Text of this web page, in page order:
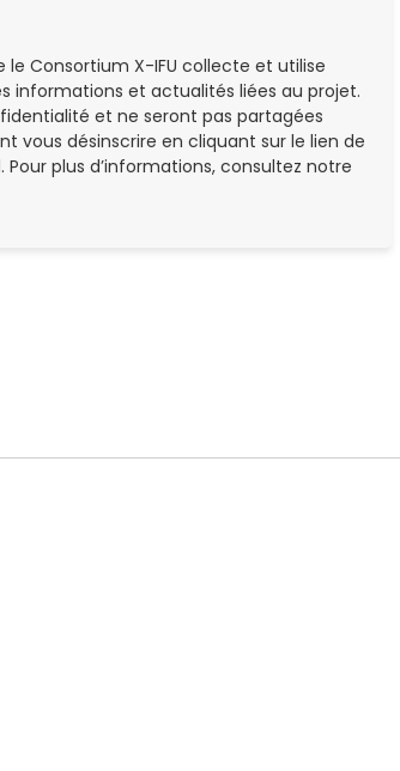
Consortium X-IFU collecte et utilise
informations et actualités liées au projet.
et ne seront pas partagées
vous désinscrire en cliquant sur le lien de
plus d’informations, consultez notre